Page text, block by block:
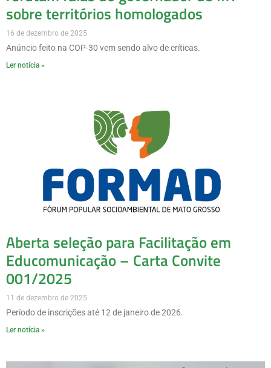
sobre territórios homologados
16 de dezembro de 2025
Anúncio feito na COP-30 vem sendo alvo de críticas.
Ler notícia »
Aberta seleção para Facilitação em
Educomunicação – Carta Convite
001/2025
11 de dezembro de 2025
Período de inscrições até 12 de janeiro de 2026.
Ler notícia »